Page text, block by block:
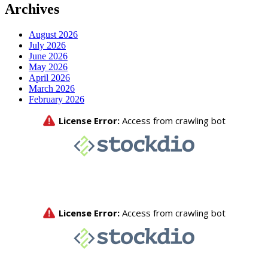
Archives
August 2026
July 2026
June 2026
May 2026
April 2026
March 2026
February 2026